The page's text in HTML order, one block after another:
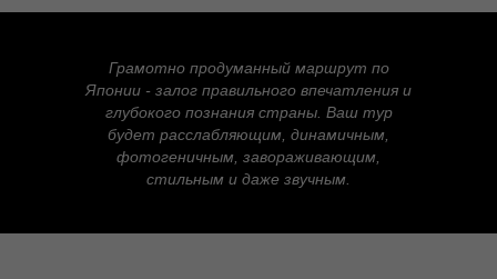
Грамотно продуманный маршрут по
Японии - залог правильного впечатления и
глубокого познания страны. Ваш тур
будет расслабляющим, динамичным,
фотогеничным, завораживающим,
стильным и даже звучным.